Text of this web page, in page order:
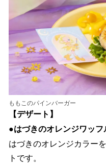
ももこのパインバーガー
【デザート】
●はづきのオレンジワッ
はづきのオレンジカラー
トです。